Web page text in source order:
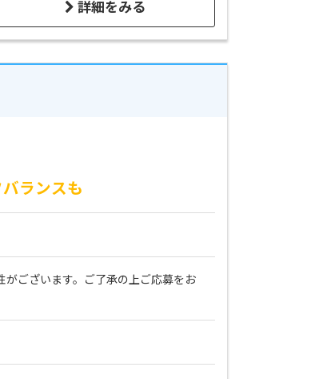
詳細をみる
ランスも
ございます。ご了承の上ご応募をお